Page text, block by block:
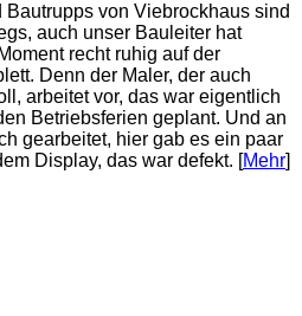
von Viebrockhaus sind
auch unser Bauleiter hat
recht ruhig auf der
Denn der Maler, der auch
arbeitet vor, das war eigentlich
Betriebsferien geplant. Und an
gearbeitet, hier gab es ein paar
Display, das war defekt. [Mehr]